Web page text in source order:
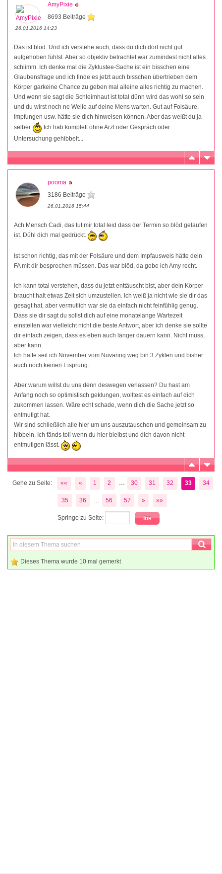
AmyPixie
8693 Beiträge
26.01.2016 14:23
Das ist blöd. Und ich verstehe auch, dass du dich dort nicht gut
aufgehoben fühlst. Aber so objektiv betrachtet war zumindest nicht alles
schlimm. Ich denke mal die Zyklustee-Sache ist ein bisschen eine
Glaubensfrage und ich finde es jetzt auch bisschen übertrieben dem
Körper garkeine Chance zu geben mal alleine alles richtig zu machen.
Und wenn sie sagt die Schleimhaut ist total dünn wird das wohl so sein
und du wirst noch ne Weile auf deine Mens warten. Gut auf Folsäure,
Impfungen usw. hätte sie dich hinweisen können. Aber das weißt du ja
selber
Ich hab komplett ohne Arzt oder Gespräch oder
Untersuchung gehibbelt...
pooma
3186 Beiträge
26.01.2016 15:44
Ach Mensch Cadi, das tut mir total leid dass der Termin so blöd gelaufen
ist. Dühl dich mal gedrückt.
Ist schon richtig, das mit der Folsäure und dem Impfausweis hätte dein
FA mit dir besprechen müssen. Das war blöd, da gebe ich Amy recht.
Ich kann total verstehen, dass du jetzt enttäuscht bist, aber dein Körper
braucht halt etwas Zeit sich umzustellen. Ich weiß ja nicht wie sie dir das
gesagt hat, aber vermutlich war sie da einfach nicht feinfühlig genug.
Dass sie dir sagt du sollst dich auf eine monatelange Wartezeit
einstellen war vielleicht nicht die beste Antwort, aber ich denke sie sollte
dir einfach zeigen, dass es eben auch länger dauern kann. Nicht muss,
aber kann.
Ich hatte seit ich November vom Nuvaring weg bin 3 Zyklen und bisher
auch noch keinen Eisprung.
Aber warum willst du uns denn deswegen verlassen? Du hast am
Anfang noch so optimistisch geklungen, wolltest es einfach auf dich
zukommen lassen. Wäre echt schade, wenn dich die Sache jetzt so
entmutigt hat.
Wir sind schließlich alle hier um uns auszutauschen und gemeinsam zu
hibbeln. Ich fänds toll wenn du hier bleibst und dich davon nicht
entmutigen lässt.
Gehe zu Seite: «« « 1 2 30 31 32 33 34
35 36 56 57 » »»
Springe zu Seite:
Dieses Thema wurde 10 mal gemerkt